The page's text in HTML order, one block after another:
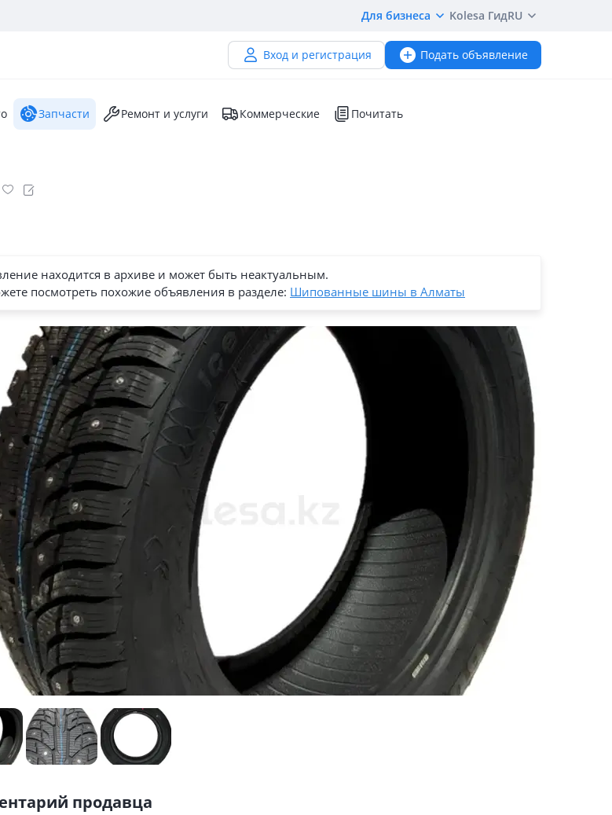
Для бизнеса Kolesa ГидRU
Вход и регистрация Подать объявление
Запчасти Ремонт и услуги Коммерческие Почитать
находится в архиве и может быть неактуальным.
посмотреть похожие объявления в разделе: Шипованные шины в Алматы
продавца